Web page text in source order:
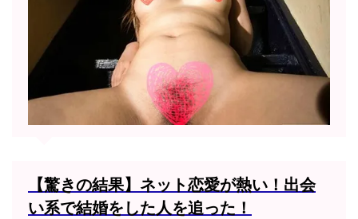
【驚きの結果】ネット恋愛が熱い！出会
い系で結婚をした人を追った！